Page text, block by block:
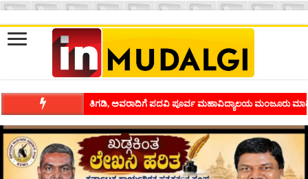
ಶಿವಾಪುರದಲ್ಲಿ ಕವಿಗೋಷ್ಠಿಯ ಸಂಭ್ರಮ ಭಾವನೆಗಳನ್ನು ಕಟ್ಟಿಕೊಡುವ